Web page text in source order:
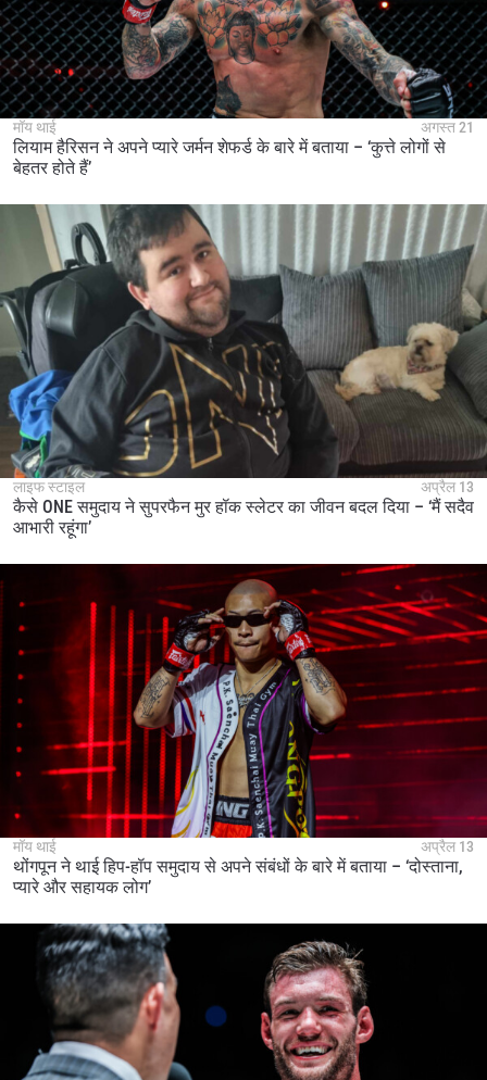
मॉय थाई अगस्त 21
लियाम हैरिसन ने अपने प्यारे जर्मन शेफर्ड के बारे में बताया – ‘कुत्ते लोगों से
बेहतर होते हैं’
लाइफ स्टाइल अप्रैल 13
कैसे ONE समुदाय ने सुपरफैन मुर हॉक स्लेटर का जीवन बदल दिया – ‘मैं सदैव
आभारी रहूंगा’
मॉय थाई अप्रैल 13
थोंगपून ने थाई हिप-हॉप समुदाय से अपने संबंधों के बारे में बताया – ‘दोस्ताना,
प्यारे और सहायक लोग’